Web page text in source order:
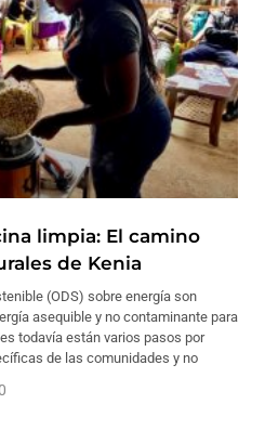
limpia: El camino
de Kenia
(ODS) sobre energía son
asequible y no contaminante para
todavía están varios pasos por
de las comunidades y no